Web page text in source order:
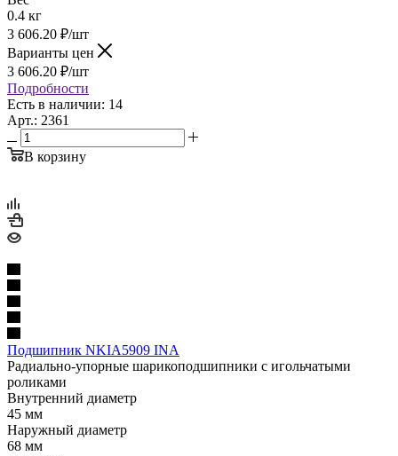
0.4 кг
3 606.20 ₽/шт
Варианты цен
3 606.20 ₽/шт
Подробности
Есть в наличии: 14
Арт.: 2361
В корзину
Подшипник NKIA5909 INA
Радиально-упорные шарикоподшипники с игольчатыми
роликами
Внутренний диаметр
45 мм
Наружный диаметр
68 мм